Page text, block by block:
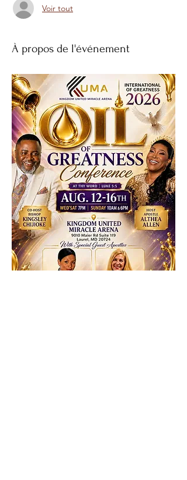
Voir tout
À propos de l'événement